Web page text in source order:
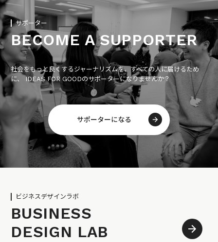
サポーター
BECOME A SUPPORTER
社会をもっと良くするジャーナリズムを、すべての人に届けるため
に、 IDEAS FOR GOODのサポーターになりませんか？
サポーターになる
ビジネスデザインラボ
BUSINESS
DESIGN LAB